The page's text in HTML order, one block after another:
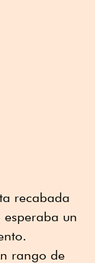
recabada
un
rango de